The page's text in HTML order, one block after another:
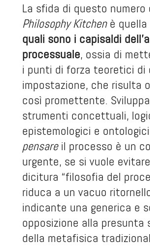
La sfida di questo numero
Philosophy Kitchenè quella
quali sono i capisaldi
processuale, ossia di
i punti di forza teoretici di
impostazione, che risulta
così promettente.
strumenti concettuali,
epistemologici e
pensareil processo è un
urgente, se si vuole
dicitura “filosofia del
riduca a un vacuo
indicante una generica e
opposizione alla
della metafisica